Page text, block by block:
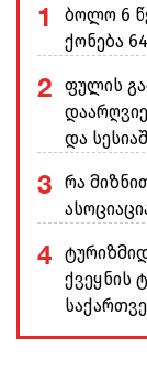
1
ბოლო 6
ქონება
2
ფულის
და
3
რა
4
ქვეყნის